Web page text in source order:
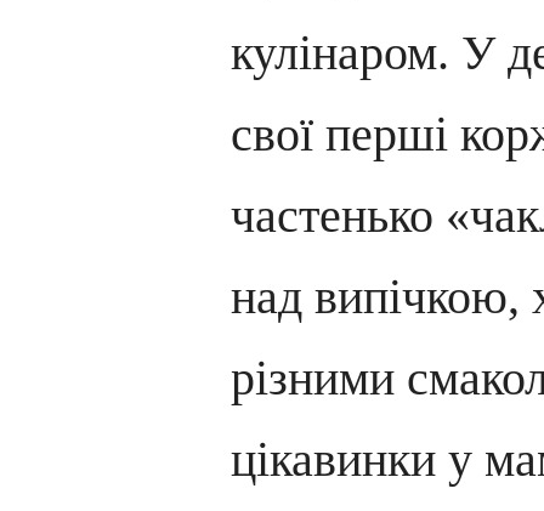
кулінаром. У
свої перші
частенько
над випічкою,
різними
цікавинки у